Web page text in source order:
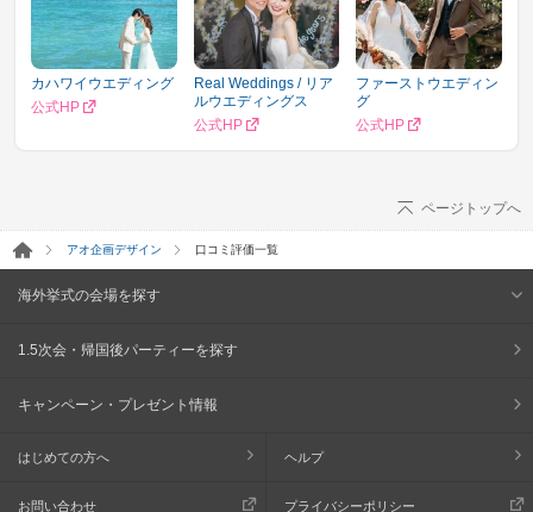
カハワイウエディング
公式HP
Real Weddings / リア
ルウエディングス
公式HP
ファーストウエディン
グ
公式HP
ページトップへ
アオ企画デザイン 口コミ評価一覧
海外挙式の会場を探す
1.5次会・帰国後パーティーを探す
キャンペーン・プレゼント情報
はじめての方へ ヘルプ
お問い合わせ プライバシーポリシー